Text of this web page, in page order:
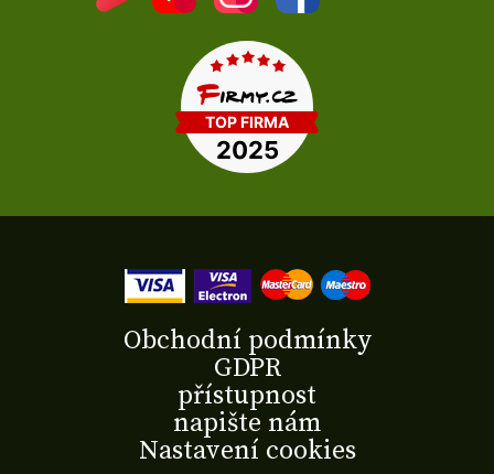
Obchodní podmínky
GDPR
přístupnost
napište nám
Nastavení cookies